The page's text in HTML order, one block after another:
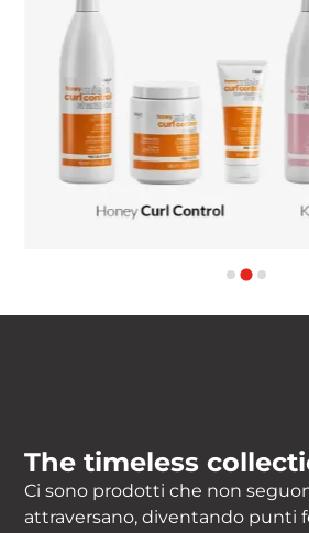
The timeless
Ci sono prodotti che non
attraversano, diventando punti